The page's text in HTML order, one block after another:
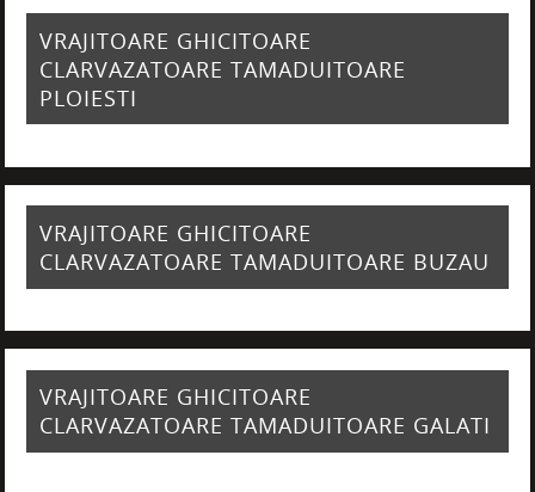
VRAJITOARE GHICITOARE
CLARVAZATOARE TAMADUITOARE
PLOIESTI
VRAJITOARE GHICITOARE
CLARVAZATOARE TAMADUITOARE BUZAU
VRAJITOARE GHICITOARE
CLARVAZATOARE TAMADUITOARE GALATI